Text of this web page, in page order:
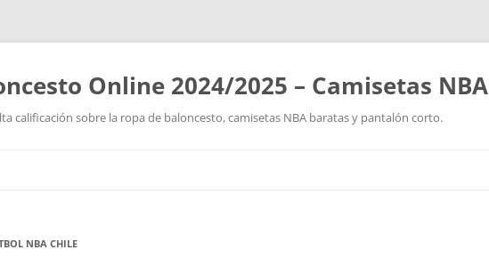
Online 2024/2025 – Camisetas NBA
calificación sobre la ropa de baloncesto, camisetas NBA baratas y pantalón corto.
NBA CHILE